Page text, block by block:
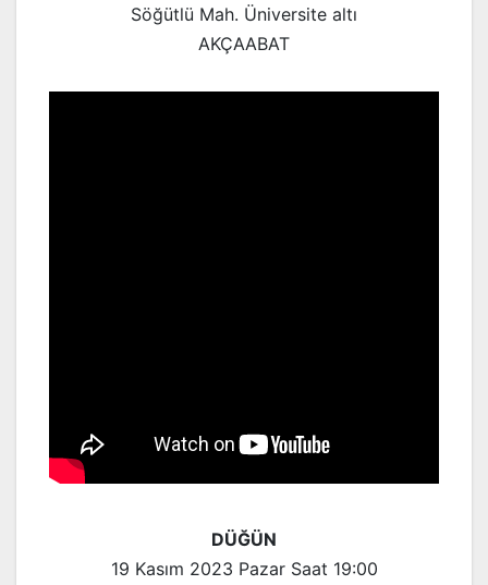
Söğütlü Mah. Üniversite altı
AKÇAABAT
DÜĞÜN
19 Kasım 2023 Pazar Saat 19:00